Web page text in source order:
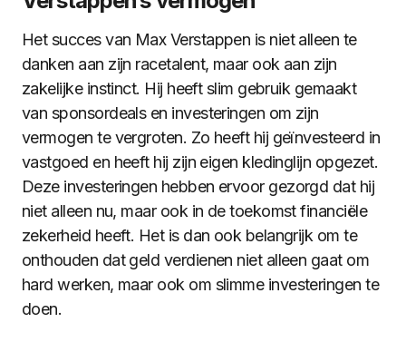
Het succes van Max Verstappen is niet alleen te
danken aan zijn racetalent, maar ook aan zijn
zakelijke instinct. Hij heeft slim gebruik gemaakt
van sponsordeals en investeringen om zijn
vermogen te vergroten. Zo heeft hij geïnvesteerd in
vastgoed en heeft hij zijn eigen kledinglijn opgezet.
Deze investeringen hebben ervoor gezorgd dat hij
niet alleen nu, maar ook in de toekomst financiële
zekerheid heeft. Het is dan ook belangrijk om te
onthouden dat geld verdienen niet alleen gaat om
hard werken, maar ook om slimme investeringen te
doen.